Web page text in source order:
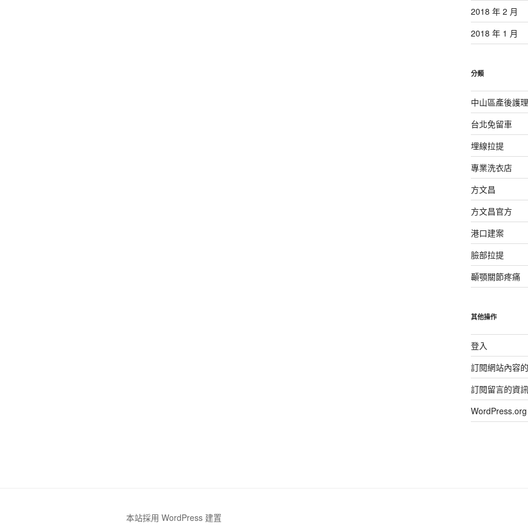
2018 年 2 月
2018 年 1 月
分類
中山區產後護
台北免留車
埋線拉提
專業洗衣店
方文昌
方文昌官方
港口建案
臉部拉提
顳顎關節疼痛
其他操作
登入
訂閱網站內容
訂閱留言的資
本站採用 WordPress 建置